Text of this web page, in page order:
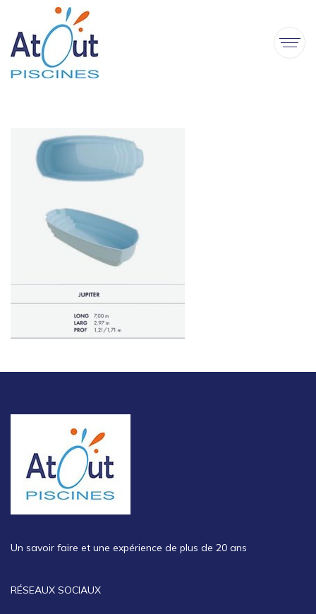
Un savoir faire et une expérience de plus de 20 ans
RÉSEAUX SOCIAUX